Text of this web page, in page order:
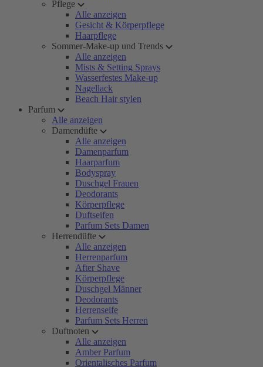
Pflege
Alle anzeigen
Gesicht & Körperpflege
Haarpflege
Sommer-Make-up und Trends
Alle anzeigen
Mists & Setting Sprays
Wasserfestes Make-up
Nagellack
Beach Hair stylen
Parfum
Alle anzeigen
Damendüfte
Alle anzeigen
Damenparfum
Haarparfum
Bodyspray
Duschgel Frauen
Deodorants
Körperpflege
Duftseifen
Parfum Sets Damen
Herrendüfte
Alle anzeigen
Herrenparfum
After Shave
Körperpflege
Duschgel Männer
Deodorants
Herrenseife
Parfum Sets Herren
Duftnoten
Alle anzeigen
Amber Parfum
Orientalisches Parfum